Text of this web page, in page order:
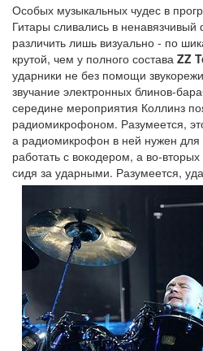
Особых музыкальных чудес в
Гитары сливались в
различить лишь визуально - по
крутой, чем у полного состава ZZ
ударники не без помощи
звучание электронных блинов-
середине мероприятия Коллинз
радиомикрофоном. Разумеется,
а радиомикрофон в ней нужен для
работать с вокодером, а во-
сидя за ударными. Разумеется,